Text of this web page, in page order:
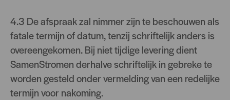
4.3 De afspraak zal nimmer zijn te beschouwen als
fatale termijn of datum, tenzij schriftelijk anders is
overeengekomen. Bij niet tijdige levering dient
SamenStromen derhalve schriftelijk in gebreke te
worden gesteld onder vermelding van een redelijke
termijn voor nakoming.